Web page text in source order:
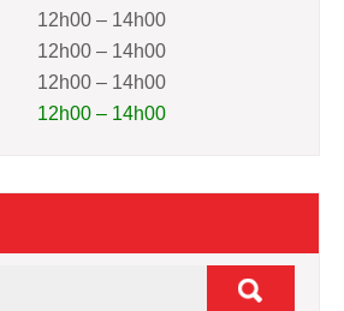
12h00 – 14h00
12h00 – 14h00
12h00 – 14h00
12h00 – 14h00